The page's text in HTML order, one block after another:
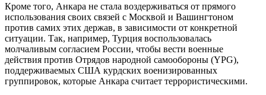
Кроме того, Анкара не стала воздерживаться от прямого
использования своих связей с Москвой и Вашингтоном
против самих этих держав, в зависимости от конкретной
ситуации. Так, например, Турция воспользовалась
молчаливым согласием России, чтобы вести военные
действия против Отрядов народной самообороны (YPG),
поддерживаемых США курдских военизированных
группировок, которые Анкара считает террористическими.